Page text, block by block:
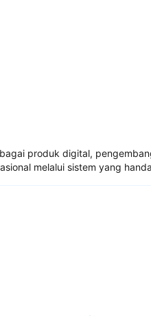
produk digital,
melalui sistem yang